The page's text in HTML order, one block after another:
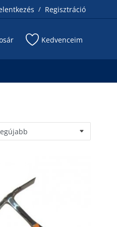
/ Regisztráció
Kedvenceim